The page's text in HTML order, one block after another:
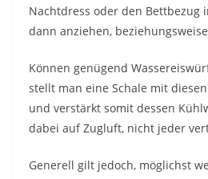
Nachtdress oder den Bettbezug
dann anziehen,
Können genügend
stellt man eine Schale mit
und verstärkt somit dessen
dabei auf Zugluft, nicht jeder
Generell gilt jedoch, möglichst